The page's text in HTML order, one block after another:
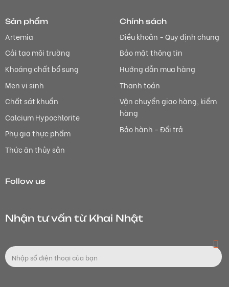
Sản phẩm
Artemia
Cải tạo môi trường
Khoáng chất bổ sung
Men vi sinh
Chất sát khuẩn
Calcium Hypochlorite
Phụ gia thực phẩm
Thức ăn thủy sản
Chính sách
Điều khoản - Quy định chung
Bảo mật thông tin
Hướng dẫn mua hàng
Thanh toán
Vận chuyển giao hàng, kiểm
hàng
Bảo hành - Đổi trả
Follow us
Nhận tư vấn từ Khai Nhật